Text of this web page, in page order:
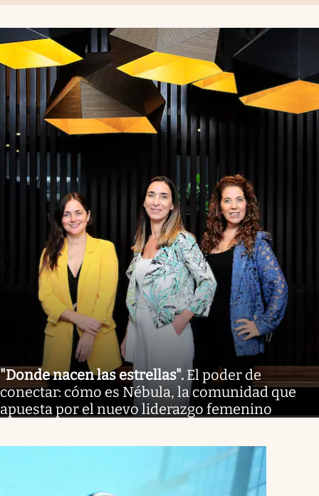
"Donde nacen las estrellas". El poder de
conectar: cómo es Nébula, la comunidad que
apuesta por el nuevo liderazgo femenino